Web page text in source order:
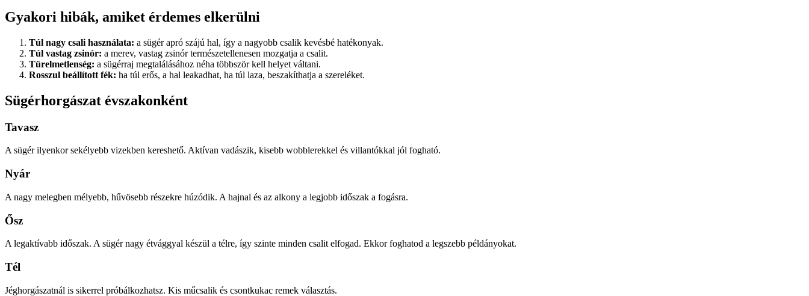
Gyakori hibák, amiket érdemes elkerülni
Túl nagy csali használata: a sügér apró szájú hal, így a nagyobb csalik kevésbé hatékonyak.
Túl vastag zsinór: a merev, vastag zsinór természetellenesen mozgatja a csalit.
Türelmetlenség: a sügérraj megtalálásához néha többször kell helyet váltani.
Rosszul beállított fék: ha túl erős, a hal leakadhat, ha túl laza, beszakíthatja a szereléket.
Sügérhorgászat évszakonként
Tavasz
A sügér ilyenkor sekélyebb vizekben kereshető. Aktívan vadászik, kisebb wobblerekkel és villantókkal jól fogható.
Nyár
A nagy melegben mélyebb, hűvösebb részekre húzódik. A hajnal és az alkony a legjobb időszak a fogásra.
Ősz
A legaktívabb időszak. A sügér nagy étvággyal készül a télre, így szinte minden csalit elfogad. Ekkor foghatod a legszebb példányokat.
Tél
Jéghorgászatnál is sikerrel próbálkozhatsz. Kis műcsalik és csontkukac remek választás.